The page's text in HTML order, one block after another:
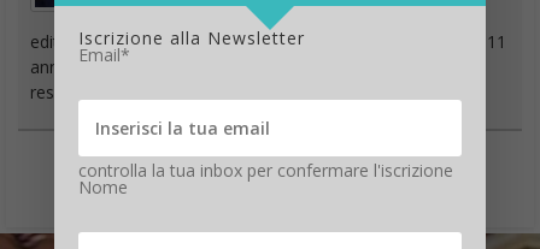
hardware, software e social. È stato direttore
editoriale della rivista scientifica Newton e ha lavorato per 11
anni al Gruppo Sole 24 Ore. È il fondatore e direttore
responsabile di Digitalic
Iscrizione alla Newsletter
Email*
controlla la tua inbox per confermare l'iscrizione
Nome